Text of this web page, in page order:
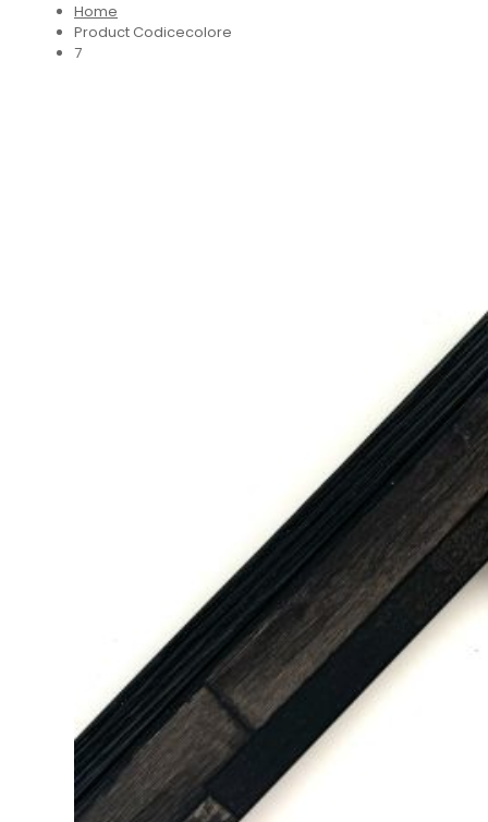
Home
Product Codicecolore
7